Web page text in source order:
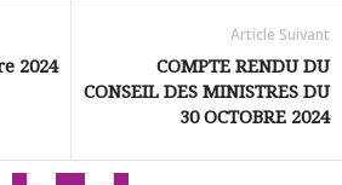
2024
Article Suivant
COMPTE RENDU DU
CONSEIL DES MINISTRES DU
30 OCTOBRE 2024